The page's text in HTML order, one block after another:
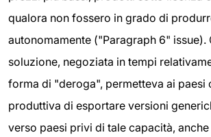
qualora non fossero in grado di
autonomamente ("Paragraph 6" issue).
soluzione, negoziata in tempi
forma di "deroga", permetteva ai paesi
produttiva di esportare versioni
verso paesi privi di tale capacità,